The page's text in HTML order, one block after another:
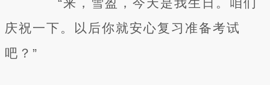
庆祝一下。以后你就安心复习准备考试
吧？”